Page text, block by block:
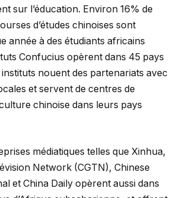
sur l’éducation. Environ 16% de
d’études chinoises sont
année à des étudiants africains
Confucius opèrent dans 45 pays
instituts nouent des partenariats avec
et servent de centres de
chinoise dans leurs pays
médiatiques telles que Xinhua,
Network (CGTN), Chinese
et China Daily opèrent aussi dans